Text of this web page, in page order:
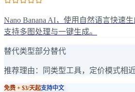
Nano Banana AI，使用自然语言快速
支持多图处理与一键生成。
替代类型部分替代
推荐理由： 同类型工具，定价模式相
免费 + $3/天起支持中文